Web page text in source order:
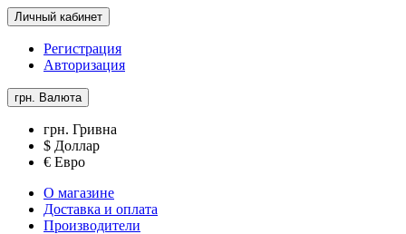
Личный кабинет
Регистрация
Авторизация
грн. Валюта
грн. Гривна
$ Доллар
€ Евро
О магазине
Доставка и оплата
Производители